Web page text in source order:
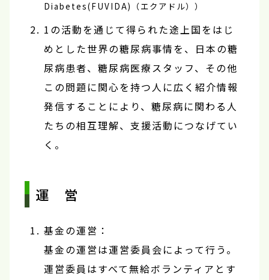
Diabetes(FUVIDA)（エクアドル））
1の活動を通じて得られた途上国をはじ
めとした世界の糖尿病事情を、日本の糖
尿病患者、糖尿病医療スタッフ、その他
この問題に関心を持つ人に広く紹介情報
発信することにより、糖尿病に関わる人
たちの相互理解、支援活動につなげてい
く。
運 営
基金の運営：
基金の運営は運営委員会によって行う。
運営委員はすべて無給ボランティアとす